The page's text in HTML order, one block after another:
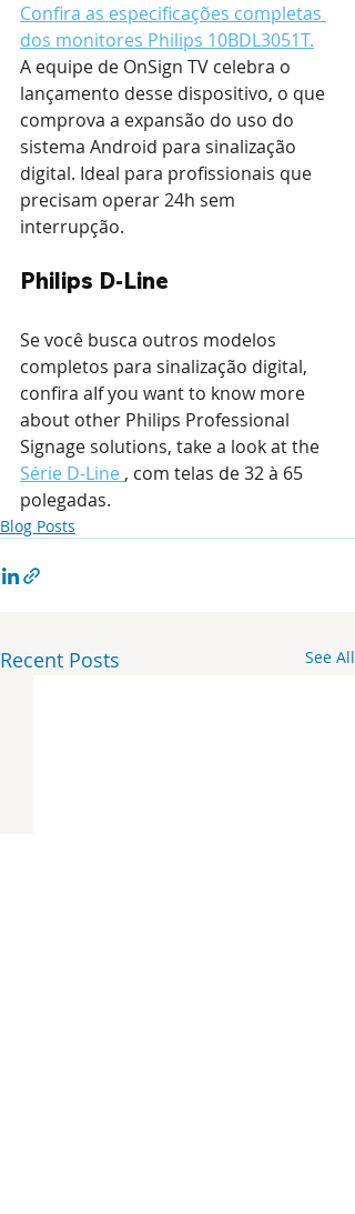
Confira as especificações completas
dos monitores Philips 10BDL3051T.
A equipe de OnSign TV celebra o
lançamento desse dispositivo, o que
comprova a expansão do uso do
sistema Android para sinalização
digital. Ideal para profissionais que
precisam operar 24h sem
interrupção.
Philips D-Line
Se você busca outros modelos
completos para sinalização digital,
confira aIf you want to know more
about other Philips Professional
Signage solutions, take a look at the
Série D-Line , com telas de 32 à 65
polegadas.
Blog Posts
Recent Posts See All